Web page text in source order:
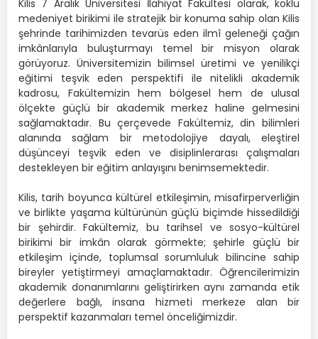
Kilis 7 Aralık Üniversitesi İlahiyat Fakültesi olarak, köklü
medeniyet birikimi ile stratejik bir konuma sahip olan Kilis
şehrinde tarihimizden tevarüs eden ilmî geleneği çağın
imkânlarıyla buluşturmayı temel bir misyon olarak
görüyoruz. Üniversitemizin bilimsel üretimi ve yenilikçi
eğitimi teşvik eden perspektifi ile nitelikli akademik
kadrosu, Fakültemizin hem bölgesel hem de ulusal
ölçekte güçlü bir akademik merkez haline gelmesini
sağlamaktadır. Bu çerçevede Fakültemiz, din bilimleri
alanında sağlam bir metodolojiye dayalı, eleştirel
düşünceyi teşvik eden ve disiplinlerarası çalışmaları
destekleyen bir eğitim anlayışını benimsemektedir.
Kilis, tarih boyunca kültürel etkileşimin, misafirperverliğin
ve birlikte yaşama kültürünün güçlü biçimde hissedildiği
bir şehirdir. Fakültemiz, bu tarihsel ve sosyo-kültürel
birikimi bir imkân olarak görmekte; şehirle güçlü bir
etkileşim içinde, toplumsal sorumluluk bilincine sahip
bireyler yetiştirmeyi amaçlamaktadır. Öğrencilerimizin
akademik donanımlarını geliştirirken aynı zamanda etik
değerlere bağlı, insana hizmeti merkeze alan bir
perspektif kazanmaları temel önceliğimizdir.